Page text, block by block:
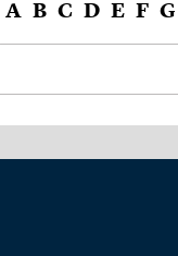
A B C D E F G